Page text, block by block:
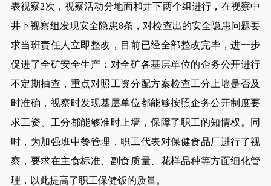
表视察2次，视察活动分地面和井下两个组进行，在视察中
井下视察组发现安全隐患8条，对检查出的安全隐患问题要
求当班责任人立即整改，目前已经全部整改完毕，进一步
促进了全矿安全生产；对全矿各基层单位的企务公开进行
不定期抽查，重点对照工资分配方案检查工分上墙是否及
时准确，视察时发现基层单位都能够按照企务公开制度要
求工资、工分都能够准时上墙，保障了职工的知情权。同
时，为加强班中餐管理，职工代表对保健食品厂进行了视
察，要求在主食标准、副食质量、花样品种等方面细化管
理，以此提高了职工保健饭的质量。